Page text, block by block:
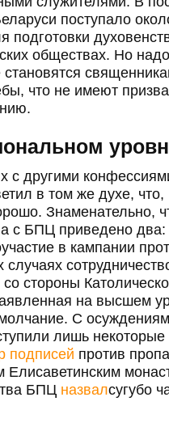
поступало
подготовки
обществах. Но
становятся
что не имеют
с другими
в том же духе,
Знаменательно,
с БПЦ приведено
в кампании
стороны
на высшем
С
лишь
подписей против
Елисаветинским
БПЦ назвалсугубо